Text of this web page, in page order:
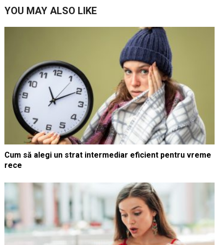
YOU MAY ALSO LIKE
Cum să alegi un strat intermediar eficient pentru vreme
rece